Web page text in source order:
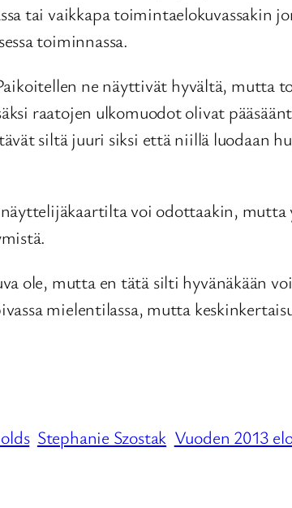
tai vaikkapa toimintaelokuvassakin
toiminnassa.
ne näyttivät hyvältä, mutta
raatojen ulkomuodot olivat
siltä juuri siksi että niillä luodaan
voi odottaakin, mutta
ole, mutta en tätä silti hyvänäkään
mielentilassa, mutta
Stephanie Szostak Vuoden 2013